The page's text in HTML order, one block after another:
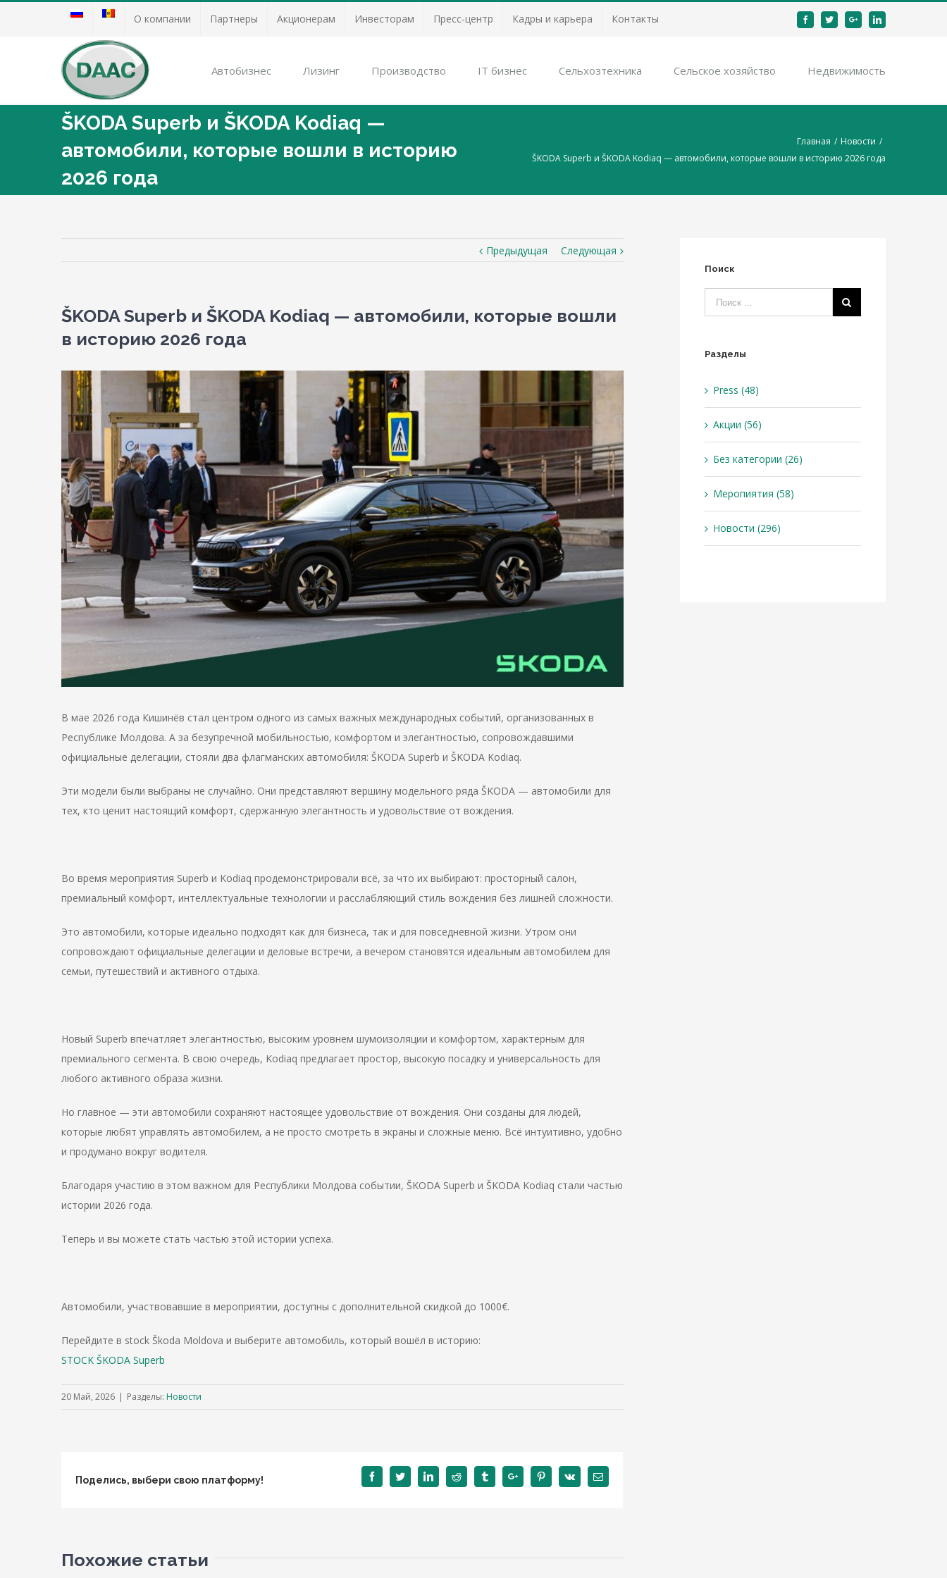
О компании Партнеры Акционерам Инвесторам Пресс-центр Кадры и карьера Контакты FacebookTwitterGoogle+Linkedin
Автобизнес Лизинг Производство IT бизнес Сельхозтехника Cельское хозяйство Недвижимость
ŠKODA Superb и ŠKODA Kodiaq —
автомобили, которые вошли в историю
2026 года
Главная / Новости /
ŠKODA Superb и ŠKODA Kodiaq — автомобили, которые вошли в историю 2026 года
Предыдущая Следующая
ŠKODA Superb и ŠKODA Kodiaq — автомобили, которые вошли
в историю 2026 года
View
Larger
Image
В мае 2026 года Кишинёв стал центром одного из самых важных международных событий, организованных в
Республике Молдова. А за безупречной мобильностью, комфортом и элегантностью, сопровождавшими
официальные делегации, стояли два флагманских автомобиля: ŠKODA Superb и ŠKODA Kodiaq.
Эти модели были выбраны не случайно. Они представляют вершину модельного ряда ŠKODA — автомобили для
тех, кто ценит настоящий комфорт, сдержанную элегантность и удовольствие от вождения.
Во время мероприятия Superb и Kodiaq продемонстрировали всё, за что их выбирают: просторный салон,
премиальный комфорт, интеллектуальные технологии и расслабляющий стиль вождения без лишней сложности.
Это автомобили, которые идеально подходят как для бизнеса, так и для повседневной жизни. Утром они
сопровождают официальные делегации и деловые встречи, а вечером становятся идеальным автомобилем для
семьи, путешествий и активного отдыха.
Новый Superb впечатляет элегантностью, высоким уровнем шумоизоляции и комфортом, характерным для
премиального сегмента. В свою очередь, Kodiaq предлагает простор, высокую посадку и универсальность для
любого активного образа жизни.
Но главное — эти автомобили сохраняют настоящее удовольствие от вождения. Они созданы для людей,
которые любят управлять автомобилем, а не просто смотреть в экраны и сложные меню. Всё интуитивно, удобно
и продумано вокруг водителя.
Благодаря участию в этом важном для Республики Молдова событии, ŠKODA Superb и ŠKODA Kodiaq стали частью
истории 2026 года.
Теперь и вы можете стать частью этой истории успеха.
Автомобили, участвовавшие в мероприятии, доступны с дополнительной скидкой до 1000€.
Перейдите в stock Škoda Moldova и выберите автомобиль, который вошёл в историю:
STOCK ŠKODA Superb
20 Май, 2026 | Разделы: Новости
Поделись, выбери свою платформу! FacebookTwitterLinkedinReddit TumblrGoogle+ PinterestVk Email
Похожие статьи
Поиск
Разделы
Press (48)
Акции (56)
Без категории (26)
Меропиятия (58)
Новости (296)